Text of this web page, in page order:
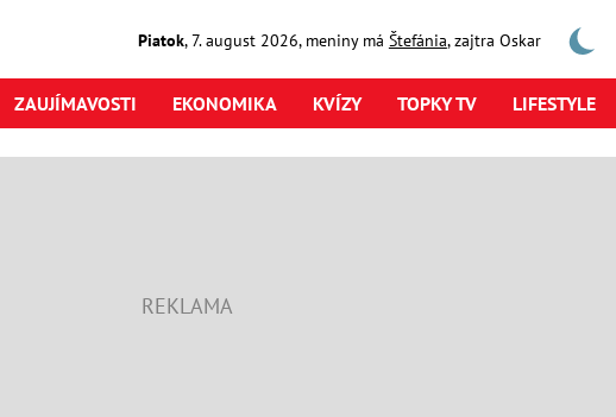
Piatok,7. august2026, meniny má Štefánia, zajtra Oskar
ZAUJÍMAVOSTI EKONOMIKA KVÍZY TOPKY TV LIFESTYLE